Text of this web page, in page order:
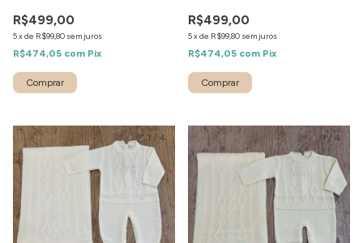
R$499,00
5xde R$99,80 sem juros
R$474,05 com Pix
Comprar
R$499,00
5xde R$99,80 sem juros
R$474,05 com Pix
Comprar
1 / 4 1/ 4